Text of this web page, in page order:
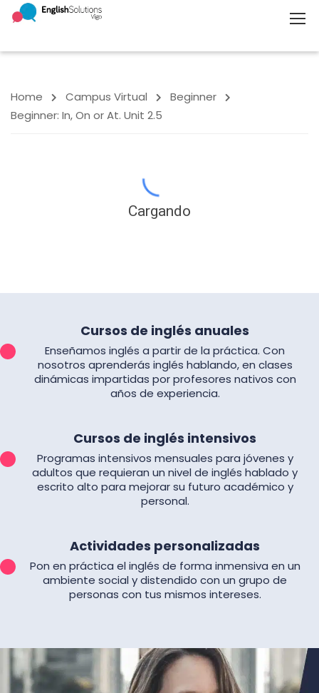
Home Campus Virtual
Beginner
Beginner: In, On or At. Unit 2.5
Cargando
Cursos de inglés anuales
Enseñamos inglés a partir de la práctica. Con
nosotros aprenderás inglés hablando, en clases
dinámicas impartidas por profesores nativos con
años de experiencia.
Cursos de inglés intensivos
Programas intensivos mensuales para jóvenes y
adultos que requieran un nivel de inglés hablado y
escrito alto para mejorar su futuro académico y
personal.
Actividades personalizadas
Pon en práctica el inglés de forma inmensiva en un
ambiente social y distendido con un grupo de
personas con tus mismos intereses.